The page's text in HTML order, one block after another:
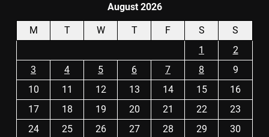
August 2026
M T W T F S
S
1
2
3
4 5 6 7 8
9
10
11 12 13 14 15
16
17
18 19 20 21 22
23
24
25 26 27 28 29
30